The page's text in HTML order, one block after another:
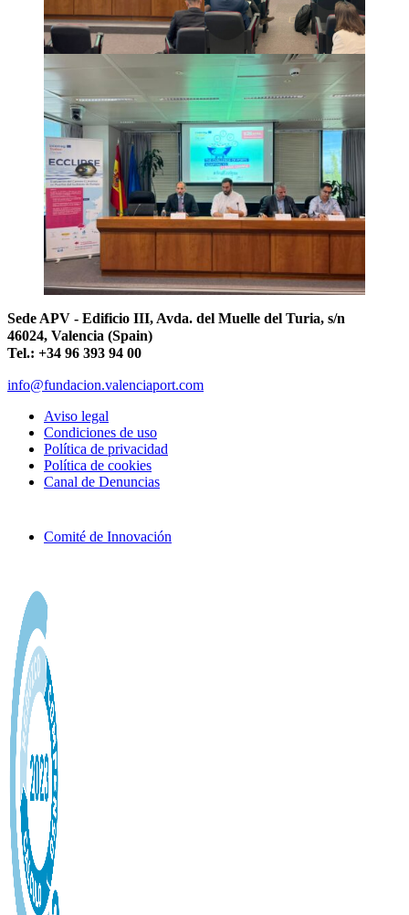
Sede APV - Edificio III, Avda. del Muelle del Turia, s/n
46024, Valencia (Spain)
Tel.: +34 96 393 94 00
info@fundacion.valenciaport.com
Aviso legal
Condiciones de uso
Política de privacidad
Política de cookies
Canal de Denuncias
Comité de Innovación